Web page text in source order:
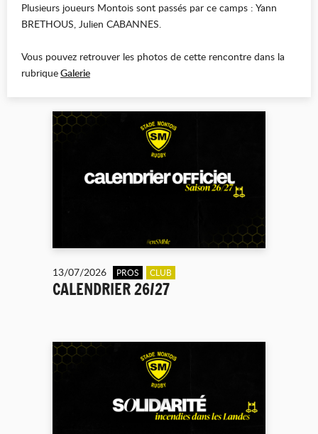
Plusieurs joueurs Montois sont passés par ce camps : Yann
BRETHOUS, Julien CABANNES.
Vous pouvez retrouver les photos de cette rencontre dans la
rubriqueGalerie
13/07/2026 PROS CLUB
CALENDRIER 26/27